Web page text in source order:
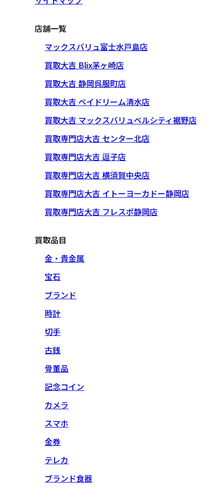
店舗一覧
マックスバリュ富士水戸島店
買取大吉 Blix茅ヶ崎店
買取大吉 静岡呉服町店
買取大吉 ベイドリーム清水店
買取大吉 マックスバリュベルシティ裾野店
買取専門店大吉 センター北店
買取専門店大吉 逗子店
買取専門店大吉 横須賀中央店
買取専門店大吉 イトーヨーカドー静岡店
買取専門店大吉 フレスポ静岡店
買取品目
金・貴金属
宝石
ブランド
時計
切手
古銭
骨董品
記念コイン
カメラ
スマホ
金券
テレカ
ブランド食器